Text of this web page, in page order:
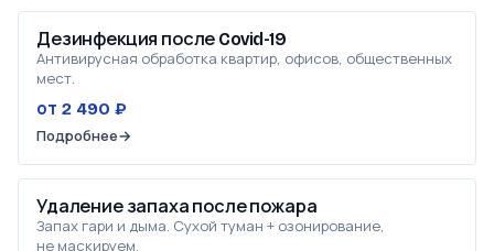
Дезинфекция после Covid-19
Антивирусная обработка квартир, офисов, общественных
мест.
от 2 490 ₽
Подробнее→
Удаление запаха после пожара
Запах гари и дыма. Сухой туман + озонирование,
не маскируем.